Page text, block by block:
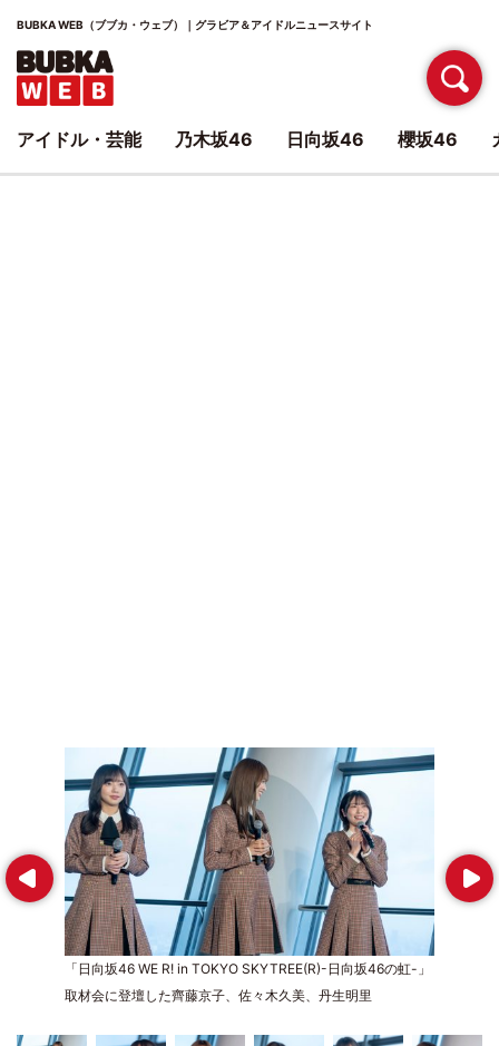
BUBKA WEB（ブブカ・ウェブ）｜グラビア＆アイドルニュースサイト
Prev
「日向坂46 WE R! in TOKYO SKYTREE(R)-日向坂46の虹-」
取材会に登壇した齊藤京子、佐々木久美、丹生明里
Next
アイドル・芸能 乃木坂46 日向坂46 櫻坂46